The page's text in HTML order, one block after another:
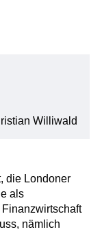
Williwald
die Londoner
als
nämlich